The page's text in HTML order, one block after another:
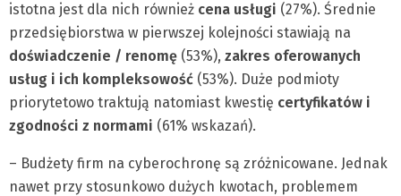
istotna jest dla nich również cena usługi (27%). Średnie
przedsiębiorstwa w pierwszej kolejności stawiają na
doświadczenie / renomę (53%), zakres oferowanych
usług i ich kompleksowość (53%). Duże podmioty
priorytetowo traktują natomiast kwestię certyfikatów i
zgodności z normami (61% wskazań).
– Budżety firm na cyberochronę są zróżnicowane. Jednak
nawet przy stosunkowo dużych kwotach, problemem